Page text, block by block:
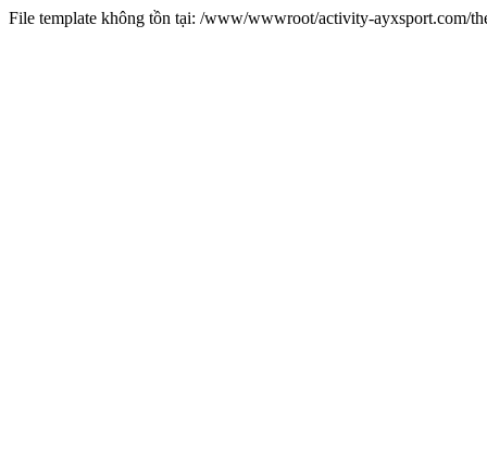
File template không tồn tại: /www/wwwroot/activity-ayxsport.com/